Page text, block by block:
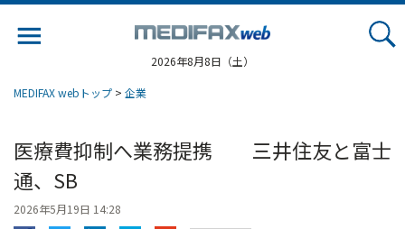
2026年8月8日（土）
MEDIFAX webトップ > 企業
医療費抑制へ業務提携 三井住友と富士
通、SB
2026年5月19日 14:28